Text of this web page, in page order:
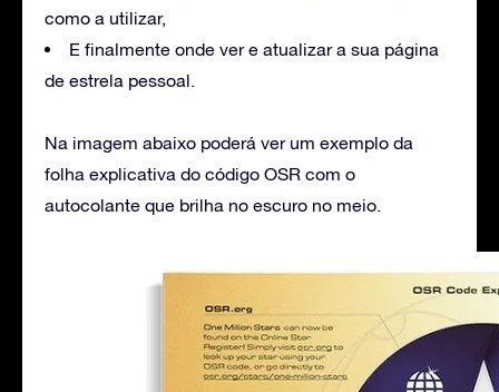
como a utilizar,
E finalmente onde ver e atualizar a sua página
de estrela pessoal.
Na imagem abaixo poderá ver um exemplo da
folha explicativa do código OSR com o
autocolante que brilha no escuro no meio.